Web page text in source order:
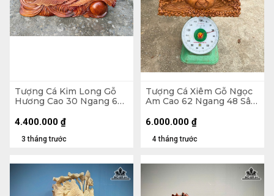
Tượng Cá Kim Long Gỗ
Hương Cao 30 Ngang 66
3 tháng trước
4.400.000 ₫
Tượng Cá Xiêm Gỗ Ngọc
Am Cao 62 Ngang 48 Sâu
4 tháng trước
6.000.000 ₫